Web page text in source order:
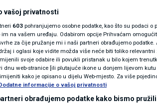
KOLUMNE
N1(DIS)INFO
KLIMATSKE PROMJENE
FOTO
ispisala
prava na
| 0 komentara
vašoj privatnosti
603 pohranjujemo osobne podatke, kao što su podaci
na vašem uređaju. Odabirom opcije Prihvaćam
za čije pružanje mi i naši partneri obrađujemo
i oglasi koje vidite možda više neće biti toliko
svoje odabire ili povukli pristanak u bilo kojem
dnu web-stranice [ili plutajuće ikone u donjem lijevom
kako je opisano u dijelu Web-mjesto. Za više
informacije o vašoj privatnosti
obrađujemo podatke kako bismo